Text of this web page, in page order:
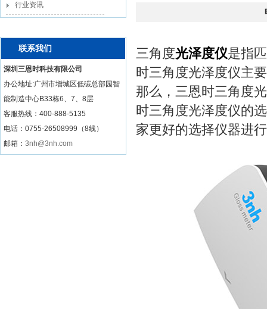
行业资讯
联系我们
深圳三恩时科技有限公司
办公地址:广州市增城区低碳总部园智
能制造中心B33栋6、7、8层
客服热线： 400-888-5135
电话：0755-26508999（8线）
邮箱： 3nh@3nh.com
三角度光泽度仪是指
时三角度光泽度仪主
那么，三恩时三角度
时三角度光泽度仪的
家更好的选择仪器进